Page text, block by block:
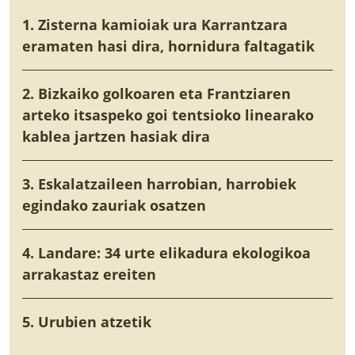
1. Zisterna kamioiak ura Karrantzara
eramaten hasi dira, hornidura faltagatik
2. Bizkaiko golkoaren eta Frantziaren
arteko itsaspeko goi tentsioko linearako
kablea jartzen hasiak dira
3. Eskalatzaileen harrobian, harrobiek
egindako zauriak osatzen
4. Landare: 34 urte elikadura ekologikoa
arrakastaz ereiten
5. Urubien atzetik